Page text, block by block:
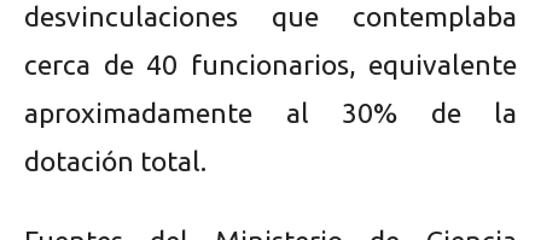
desvinculaciones que contemplaba
cerca de 40 funcionarios, equivalente
aproximadamente al 30% de la
dotación total.